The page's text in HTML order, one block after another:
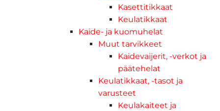
Kasettitikkaat
Keulatikkaat
Kaide- ja kuomuhelat
Muut tarvikkeet
Kaidevaijerit, -verkot ja
päätehelat
Keulatikkaat, -tasot ja
varusteet
Keulakaiteet ja